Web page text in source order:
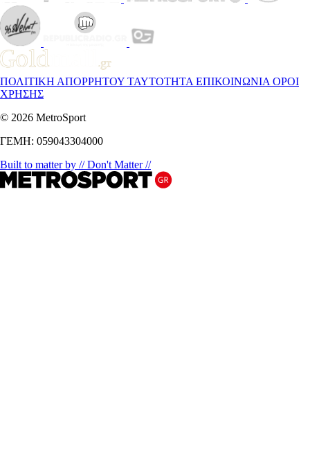
ΠΟΛΙΤΙΚΗ ΑΠΟΡΡΗΤΟΥ ΤΑΥΤΟΤΗΤΑ ΕΠΙΚΟΙΝΩΝΙΑ ΟΡΟΙ
ΧΡΗΣΗΣ
© 2026 MetroSport
ΓΕΜΗ: 059043304000
Built to matter by // Don't Matter //